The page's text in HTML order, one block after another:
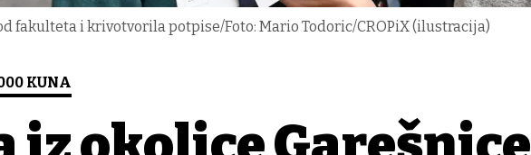
fakulteta i krivotvorila potpise/Foto: Mario Todoric/CROPiX (ilustracija)
KUNA